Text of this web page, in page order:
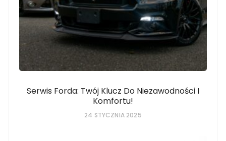
Serwis Forda: Twój Klucz Do Niezawodności I
Komfortu!
24 STYCZNIA 2025